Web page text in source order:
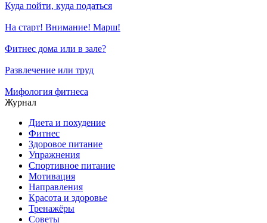
Куда пойти, куда податься
На старт! Внимание! Марш!
Фитнес дома или в зале?
Развлечение или труд
Мифология фитнеса
Журнал
Диета и похудение
Фитнес
Здоровое питание
Упражнения
Спортивное питание
Мотивация
Направления
Красота и здоровье
Тренажёры
Советы